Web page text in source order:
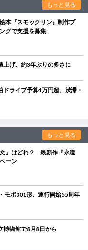
もっと見る
本『スモックリン』制作プ
グで支援を募集
上げ、約3年ぶりの多さに
ライブ予算4万円超、渋滞・
もっと見る
」はどれ？ 最新作『永遠
ーン
モボ301形、運行開始55周年
物館で8月8日から